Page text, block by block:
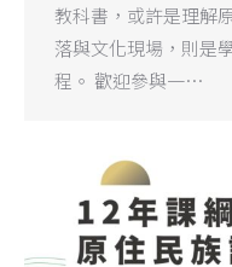
教科書，或許是理解
落與文化現場，則是
程。 歡迎參與一…